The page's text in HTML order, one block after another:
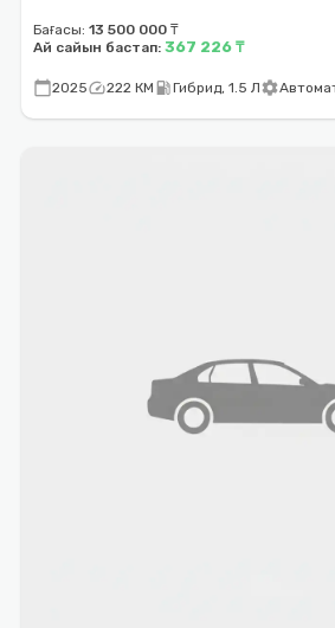
Бағасы: 13 500 000 ₸
Ай сайын бастап: 367 226 ₸
calendar_today2025speed222 КМ local_gas_stationГибрид, 1.5 Лsettings